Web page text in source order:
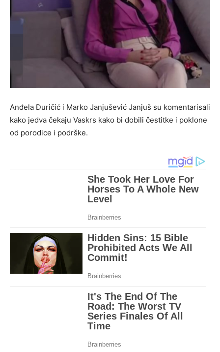
Anđela Đuričić i Marko Janjušević Janjuš su komentarisali
kako jedva čekaju Vaskrs kako bi dobili čestitke i poklone
od porodice i podrške.